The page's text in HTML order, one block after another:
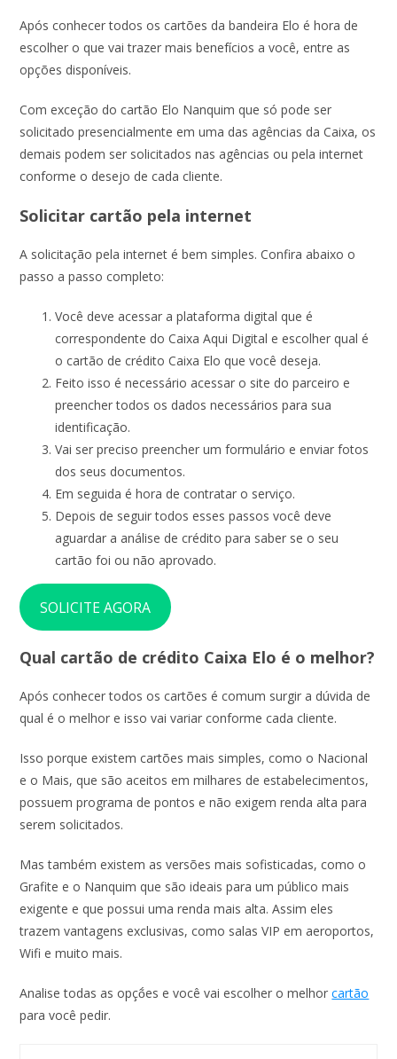
Após conhecer todos os cartões da bandeira Elo é hora de
escolher o que vai trazer mais benefícios a você, entre as
opções disponíveis.
Com exceção do cartão Elo Nanquim que só pode ser
solicitado presencialmente em uma das agências da Caixa, os
demais podem ser solicitados nas agências ou pela internet
conforme o desejo de cada cliente.
Solicitar cartão pela internet
A solicitação pela internet é bem simples. Confira abaixo o
passo a passo completo:
Você deve acessar a plataforma digital que é
correspondente do Caixa Aqui Digital e escolher qual é
o cartão de crédito Caixa Elo que você deseja.
Feito isso é necessário acessar o site do parceiro e
preencher todos os dados necessários para sua
identificação.
Vai ser preciso preencher um formulário e enviar fotos
dos seus documentos.
Em seguida é hora de contratar o serviço.
Depois de seguir todos esses passos você deve
aguardar a análise de crédito para saber se o seu
cartão foi ou não aprovado.
SOLICITE AGORA
Qual cartão de crédito Caixa Elo é o melhor?
Após conhecer todos os cartões é comum surgir a dúvida de
qual é o melhor e isso vai variar conforme cada cliente.
Isso porque existem cartões mais simples, como o Nacional
e o Mais, que são aceitos em milhares de estabelecimentos,
possuem programa de pontos e não exigem renda alta para
serem solicitados.
Mas também existem as versões mais sofisticadas, como o
Grafite e o Nanquim que são ideais para um público mais
exigente e que possui uma renda mais alta. Assim eles
trazem vantagens exclusivas, como salas VIP em aeroportos,
Wifi e muito mais.
Analise todas as opçṍes e você vai escolher o melhorcartão
para você pedir.